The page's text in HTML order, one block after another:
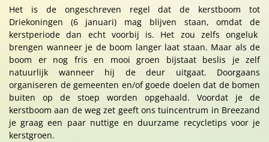
Het is de ongeschreven regel dat de kerstboom tot
Driekoningen (6 januari) mag blijven staan, omdat de
kerstperiode dan echt voorbij is. Het zou zelfs ongeluk
brengen wanneer je de boom langer laat staan. Maar als de
boom er nog fris en mooi groen bijstaat beslis je zelf
natuurlijk wanneer hij de deur uitgaat. Doorgaans
organiseren de gemeenten en/of goede doelen dat de bomen
buiten op de stoep worden opgehaald. Voordat je de
kerstboom aan de weg zet geeft ons tuincentrum in Breezand
je graag een paar nuttige en duurzame recycletips voor je
kerstgroen.